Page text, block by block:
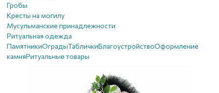
Гробы
Кресты на могилу
Мусульманские принадлежности
Ритуальная одежда
ПамятникиОградыТабличкиБлагоустройствoОформление
камняРитуальные товары